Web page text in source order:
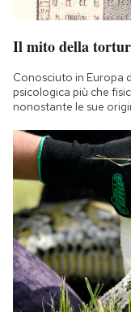
Il mito della
Conosciuto in Europa
psicologica più che
nonostante le sue